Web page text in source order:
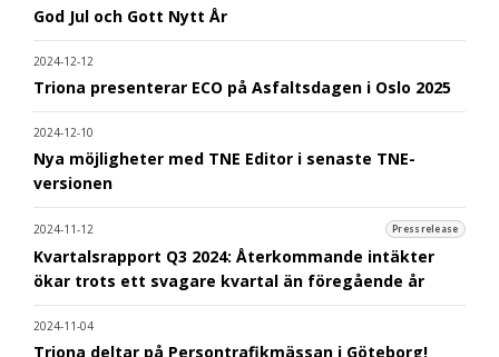
God Jul och Gott Nytt År
2024-12-12
Triona presenterar ECO på Asfaltsdagen i Oslo 2025
2024-12-10
Nya möjligheter med TNE Editor i senaste TNE-
versionen
2024-11-12 Pressrelease
Kvartalsrapport Q3 2024: Återkommande intäkter
ökar trots ett svagare kvartal än föregående år
2024-11-04
Triona deltar på Persontrafikmässan i Göteborg!